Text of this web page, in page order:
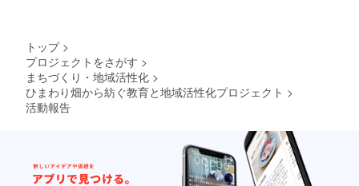
トップ >
プロジェクトをさがす >
まちづくり・地域活性化 >
ひまわり畑から紡ぐ教育と地域活性化プロジェクト >
活動報告